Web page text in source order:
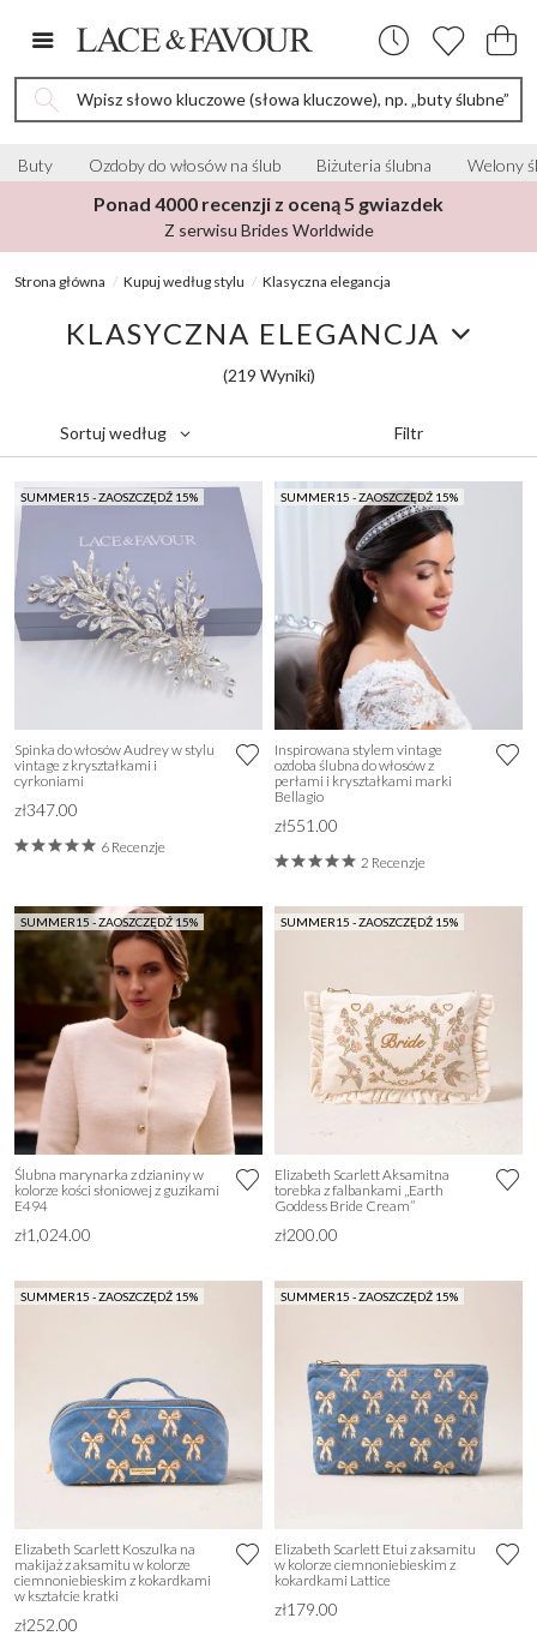
Wpisz słowo kluczowe (słowa kluczowe), np. „buty ślubne”
Buty Ozdoby do włosów na ślub Biżuteria ślubna Welony
Ponad 4000 recenzji z oceną 5 gwiazdek
Z serwisu Brides Worldwide
Strona główna Kupuj według stylu Klasyczna elegancja
KLASYCZNA ELEGANCJA
(219 Wyniki)
Sortuj według Filtr
SUMMER15 - ZAOSZCZĘDŹ 15%
Spinka do włosów Audrey w stylu
vintage z kryształkami i
cyrkoniami
zł347.00
6 Recenzje
SUMMER15 - ZAOSZCZĘDŹ 15%
Inspirowana stylem vintage
ozdoba ślubna do włosów z
perłami i kryształkami marki
Bellagio
zł551.00
2 Recenzje
SUMMER15 - ZAOSZCZĘDŹ 15%
Ślubna marynarka z dzianiny w
kolorze kości słoniowej z guzikami
E494
zł1,024.00
SUMMER15 - ZAOSZCZĘDŹ 15%
Elizabeth Scarlett Aksamitna
torebka z falbankami „Earth
Goddess Bride Cream”
zł200.00
SUMMER15 - ZAOSZCZĘDŹ 15%
Elizabeth Scarlett Koszulka na
makijaż z aksamitu w kolorze
ciemnoniebieskim z kokardkami
w kształcie kratki
zł252.00
SUMMER15 - ZAOSZCZĘDŹ 15%
Elizabeth Scarlett Etui z aksamitu
w kolorze ciemnoniebieskim z
kokardkami Lattice
zł179.00